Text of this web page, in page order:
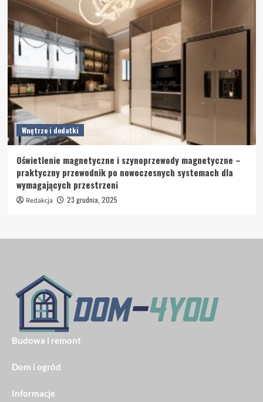
Wnętrze i dodatki
Oświetlenie magnetyczne i szynoprzewody magnetyczne –
praktyczny przewodnik po nowoczesnych systemach dla
wymagających przestrzeni
Redakcja 23 grudnia, 2025
Budowa i remont
Dom i ogród
Informacje